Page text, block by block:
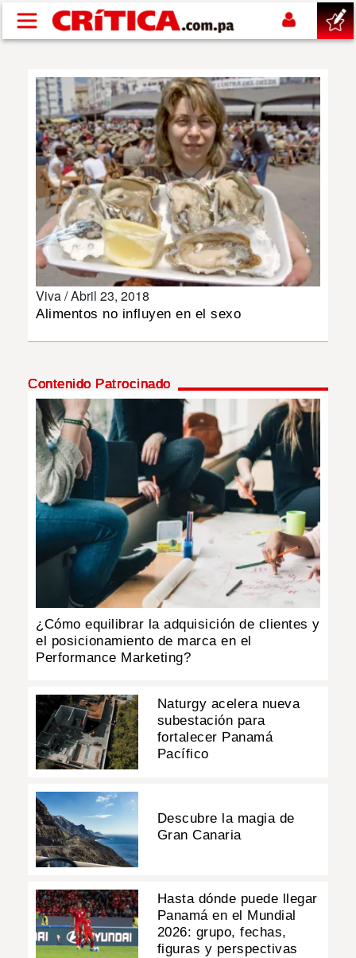
Pasar al contenido principal
SUCESOS
NACIONAL
POLÍTICA
SHOW
DEPORTES
MUNDO
INSÓLITAS
MULTIMEDIA
IMPRESO
Viva /Abril 23, 2018
Alimentos no influyen en el sexo
Contenido Patrocinado
¿Cómo equilibrar la adquisición de clientes y
el posicionamiento de marca en el
Performance Marketing?
Naturgy acelera nueva
subestación para
fortalecer Panamá
Pacífico
Descubre la magia de
Gran Canaria
Hasta dónde puede llegar
Panamá en el Mundial
2026: grupo, fechas,
figuras y perspectivas